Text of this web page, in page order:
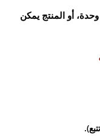
أو المنتج يمكن